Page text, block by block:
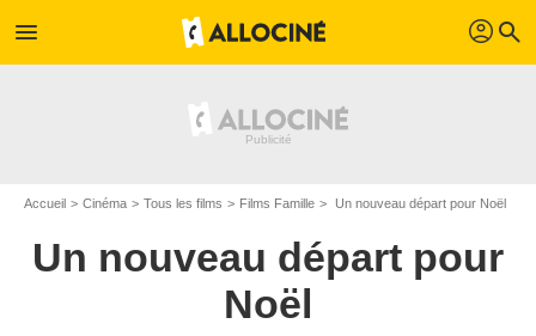
menu profil search
Accueil Cinéma Tous les films Films Famille Un nouveau départ pour Noël
Un nouveau départ pour
Noël